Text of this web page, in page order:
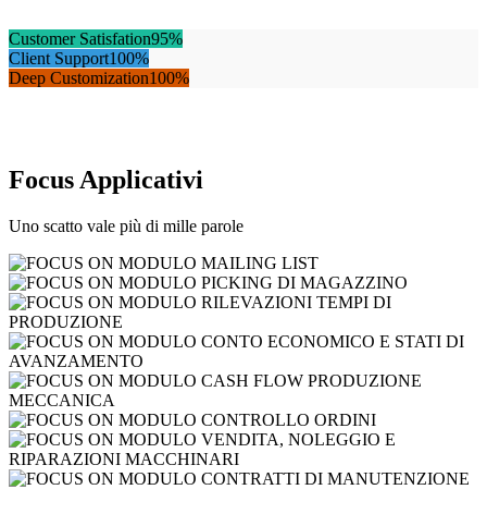
Customer Satisfation95%
Client Support100%
Deep Customization100%
Focus Applicativi
Uno scatto vale più di mille parole